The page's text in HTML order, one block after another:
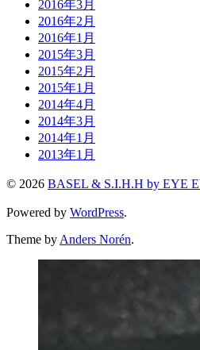
2016年3月
2016年2月
2016年1月
2015年3月
2015年2月
2015年1月
2014年4月
2014年3月
2014年1月
2013年1月
© 2026 BASEL & S.I.H.H by EYE
Powered by WordPress.
Theme by Anders Norén.